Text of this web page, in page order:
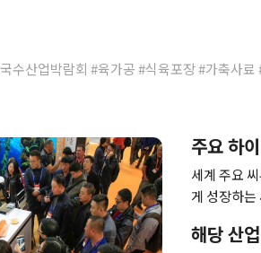
수산업박람회 #육가공 #식육포장 #가축사
주요 하
세계 주요
게 성장하는
해당 산